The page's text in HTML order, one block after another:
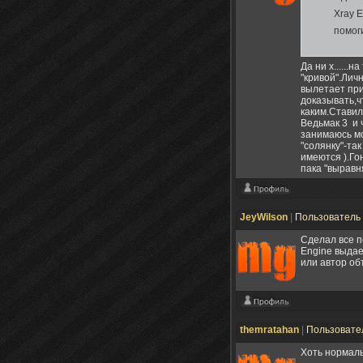
Xray
Да ни
вылетает
Ведьмак 3 и
занимаюсь
"солянку"-
имеются
пака
JeyWilson
Пользователь
Сделал все
Engine
или автор
themratahan
Хоть